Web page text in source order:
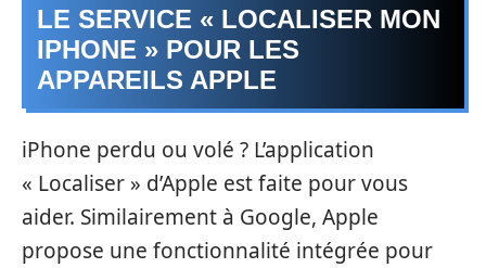
LE SERVICE « LOCALISER MON
IPHONE » POUR LES
APPAREILS APPLE
iPhone perdu ou volé ? L’application
« Localiser » d’Apple est faite pour vous
aider. Similairement à Google, Apple
propose une fonctionnalité intégrée pour